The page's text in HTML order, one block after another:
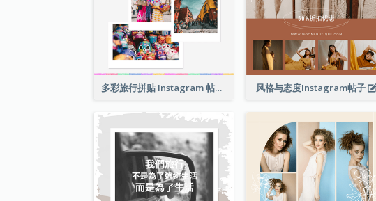
多彩旅行拼贴 Instagram 帖子 风格与态度Instagram帖子